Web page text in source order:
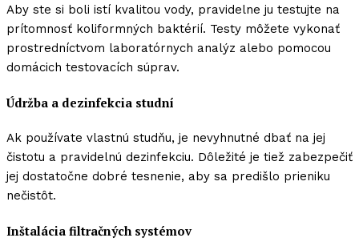
Aby ste si boli istí kvalitou vody, pravidelne ju testujte na
prítomnosť koliformných baktérií. Testy môžete vykonať
prostredníctvom laboratórnych analýz alebo pomocou
domácich testovacích súprav.
Údržba a dezinfekcia studní
Ak používate vlastnú studňu, je nevyhnutné dbať na jej
čistotu a pravidelnú dezinfekciu. Dôležité je tiež zabezpečiť
jej dostatočne dobré tesnenie, aby sa predišlo prieniku
nečistôt.
Inštalácia filtračných systémov